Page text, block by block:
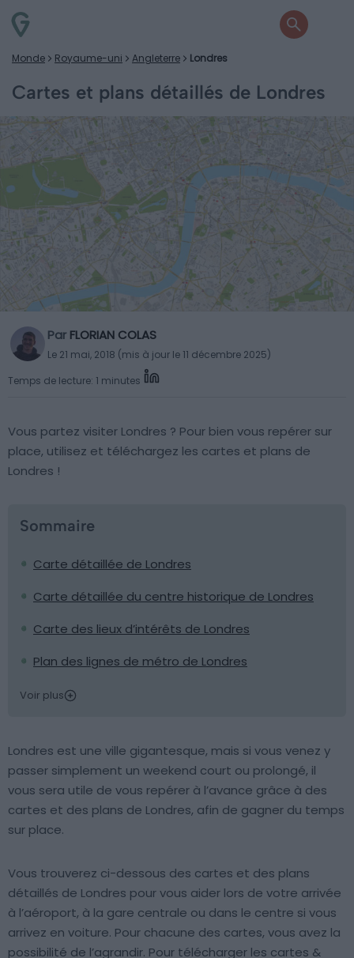
Monde Royaume-uni Angleterre Londres
Cartes et plans détaillés de Londres
Par FLORIAN COLAS
Le 21 mai, 2018 (mis à jour le 11 décembre 2025)
Temps de lecture: 1 minutes
Vous partez visiter Londres ? Pour bien vous repérer sur
place, utilisez et téléchargez les cartes et plans de
Londres !
Sommaire
Carte détaillée de Londres
Carte détaillée du centre historique de Londres
Carte des lieux d’intérêts de Londres
Plan des lignes de métro de Londres
Voir plus
Londres est une ville gigantesque, mais si vous venez y
passer simplement un weekend court ou prolongé, il
vous sera utile de vous repérer à l’avance grâce à des
cartes et des plans de Londres, afin de gagner du temps
sur place.
Vous trouverez ci-dessous des cartes et des plans
détaillés de Londres pour vous aider lors de votre arrivée
à l’aéroport, à la gare centrale ou dans le centre si vous
arrivez en voiture. Pour chacune des cartes, vous avez la
possibilité de l’agrandir. Pour télécharger les cartes &